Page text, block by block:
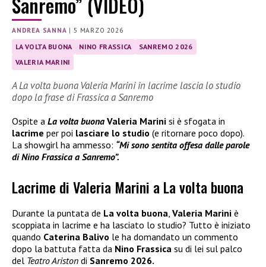
ANDREA SANNA | 5 MARZO 2026
LA VOLTA BUONA NINO FRASSICA
SANREMO 2026
VALERIA MARINI
A La volta buona Valeria Marini in lacrime lascia lo studio
dopo la frase di Frassica a Sanremo
Ospite a La volta buona Valeria Marini si è sfogata in
lacrime per poi lasciare lo studio (e ritornare poco dopo).
La showgirl ha ammesso: “Mi sono sentita offesa dalle parole
di Nino Frassica a Sanremo”.
Lacrime di Valeria Marini a La volta buona
Durante la puntata de La volta buona Valeria Marini è
scoppiata in lacrime e ha lasciato lo studio? Tutto è iniziato
quando Caterina Balivo le ha domandato un commento
dopo la battuta fatta da Nino Frassica su di lei sul palco
del Teatro Ariston di Sanremo 2026.